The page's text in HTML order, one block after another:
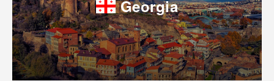
Georgia